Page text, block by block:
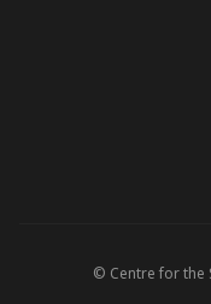
© Centre for the